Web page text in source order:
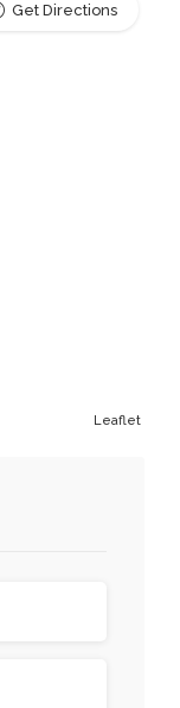
Leaflet
Get Directions